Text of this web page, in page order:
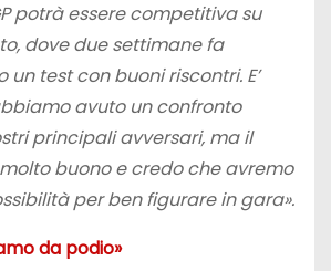
potrà essere competitiva su
dove due settimane fa
test con buoni riscontri. E’
avuto un confronto
principali avversari, ma il
buono e credo che avremo
per ben figurare in gara».
da podio»